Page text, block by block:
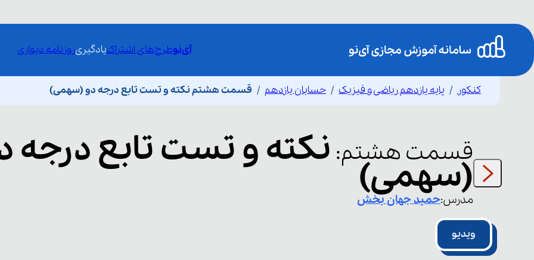
آی‌نوطرح‌های اشتراکیادگیریروزنامه دیواری
کنکور پایه یازدهم ریاضی و فیزیک حسابان یازدهم قسمت هشتم نکته و تست تابع درجه دو (سهمی)
قسمت هشتم: نکته و تست تابع درجه
(سهمی)
مدرس:حمیدجهان بخش
ویدیو